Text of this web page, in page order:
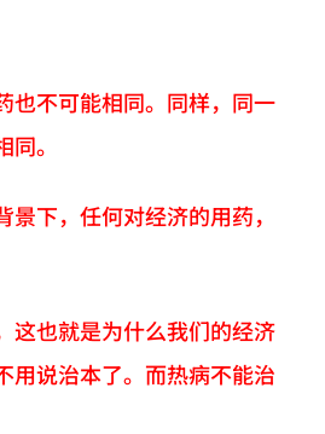
也不可能相同。同样，同一
。
下，任何对经济的用药，
这也就是为什么我们的经济
用说治本了。而热病不能治